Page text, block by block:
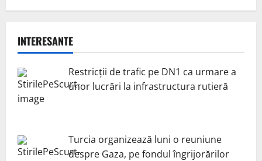
INTERESANTE
Restricții de trafic pe DN1 ca urmare a
unor lucrări la infrastructura rutieră
Turcia organizează luni o reuniune
despre Gaza, pe fondul îngrijorărilor